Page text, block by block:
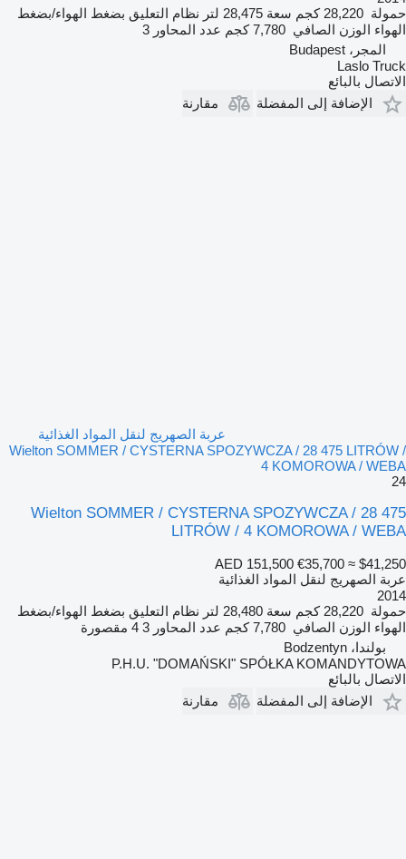
حمولة 28,220 كجم سعة 28,475 لتر نظام التعليق بضغط الهواء/بضغط
الهواء الوزن الصافي 7,780 كجم عدد المحاور 3
المجر، Budapest
Laslo Truck
الاتصال بالبائع
الإضافة إلى المفضلة
مقارنة
عربة الصهريج لنقل المواد الغذائية
Wielton SOMMER / CYSTERNA SPOZYWCZA / 28 475 LITRÓW /
4 KOMOROWA / WEBA
24
Wielton SOMMER / CYSTERNA SPOZYWCZA / 28 475
LITRÓW / 4 KOMOROWA / WEBA
AED 151,500 €35,700 ≈ $41,250
عربة الصهريج لنقل المواد الغذائية
2014
حمولة 28,220 كجم سعة 28,480 لتر نظام التعليق بضغط الهواء/بضغط
الهواء الوزن الصافي 7,780 كجم عدد المحاور 3 4 مقصورة
بولندا، Bodzentyn
P.H.U. "DOMAŃSKI" SPÓŁKA KOMANDYTOWA
الاتصال بالبائع
الإضافة إلى المفضلة
مقارنة